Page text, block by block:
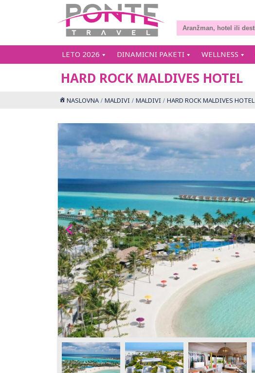
LETO 2026 DINAMICNI PAKETI WELLNESS
HARD ROCK MALDIVES HOTEL
NASLOVNA MALDIVI MALDIVI HARD ROCK MALDIVES HOTEL